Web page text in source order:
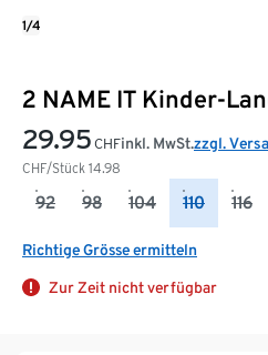
2 NAME IT Kinder-
29.95 CHF
CHF/Stück 14.98
inkl. MwSt.zzgl.
92 98 104 110 116
Richtige Grösse ermitteln
Zur Zeit nicht verfügbar
1/4